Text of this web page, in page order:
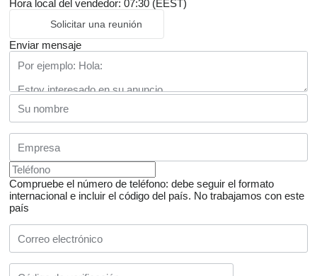
Hora local del vendedor: 07:30 (EEST)
Solicitar una reunión
Enviar mensaje
Compruebe el número de teléfono: debe seguir el formato
internacional e incluir el código del país. No trabajamos con este
país